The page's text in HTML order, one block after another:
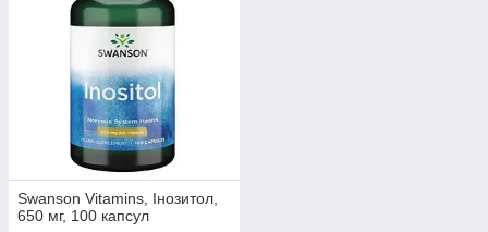
Swanson Vitamins, Інозитол,
650 мг, 100 капсул